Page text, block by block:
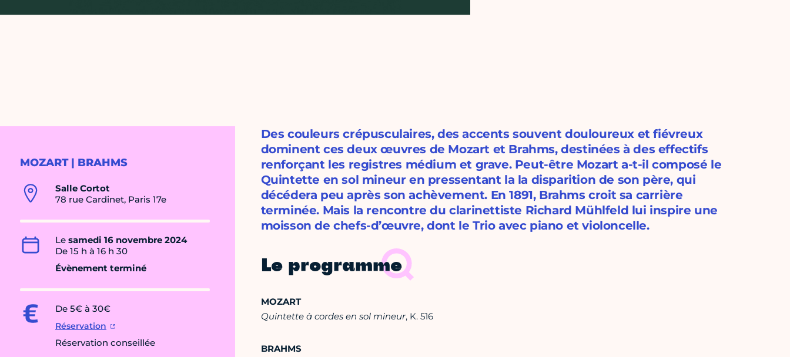
MOZART | BRAHMS
Salle Cortot
78 rue Cardinet, Paris 17e
Le samedi 16 novembre 2024
De 15 h à 16 h 30
Évènement terminé
De 5€ à 30€
Réservation
Réservation conseillée
Des couleurs crépusculaires, des accents souvent douloureux et fiévreux
dominent ces deux œuvres de Mozart et Brahms, destinées à des effectifs
renforçant les registres médium et grave. Peut-être Mozart a-t-il composé le
Quintette en sol mineur en pressentant la la disparition de son père, qui
décédera peu après son achèvement. En 1891, Brahms croit sa carrière
terminée. Mais la rencontre du clarinettiste Richard Mühlfeld lui inspire une
moisson de chefs-d’œuvre, dont le Trio avec piano et violoncelle.
Le programme
MOZART
Quintette à cordes en sol mineur, K. 516
BRAHMS